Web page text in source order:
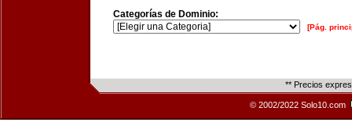
Categorías de Dominio:
[Pág.
** Precios
© 2002/2022 Solo10.com